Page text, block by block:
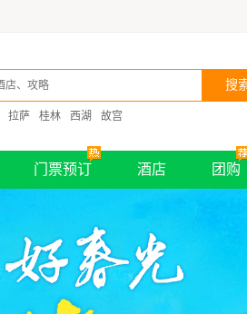
拉萨 桂林 西湖 故宫
门票预订 酒店 团购